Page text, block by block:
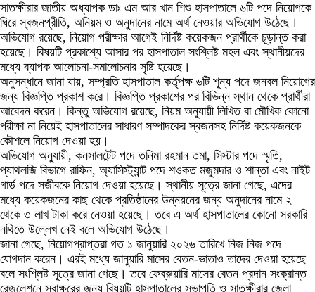
সাতক্ষীরার জাতীয় অধ্যাপক ডাঃ এম আর খান শিশু হাসপাতালে ৬টি পদে নিয়োগকে
ঘিরে স্বজনপ্রীতি, অনিয়ম ও অনুদানের নামে অর্থ নেওয়ার অভিযোগ উঠেছে।
অভিযোগ রয়েছে, নিয়োগ পরীক্ষার আগেই নির্দিষ্ট কয়েকজন প্রার্থীকে চূড়ান্ত করা
হয়েছে। বিষয়টি প্রকাশ্যে আসার পর হাসপাতাল সংশ্লিষ্ট মহল এবং স্থানীয়দের
মধ্যে ব্যাপক আলোচনা-সমালোচনার সৃষ্টি হয়েছে।
অনুসন্ধানে জানা যায়, সম্প্রতি হাসপাতাল কর্তৃপক্ষ ৬টি শূন্য পদে জনবল নিয়োগের
জন্য বিজ্ঞপ্তি প্রকাশ করে। বিজ্ঞপ্তি প্রকাশের পর বিভিন্ন স্থান থেকে প্রার্থীরা
আবেদন করেন। কিন্তু অভিযোগ রয়েছে, নিয়ম অনুযায়ী লিখিত বা মৌখিক কোনো
পরীক্ষা না নিয়েই হাসপাতালের সাধারণ সম্পাদকের স্বজনসহ নির্দিষ্ট কয়েকজনকে
কৌশলে নিয়োগ দেওয়া হয়।
অভিযোগ অনুযায়ী, কনসালটেন্ট পদে তনিমা রহমান তমা, সিস্টার পদে স্মৃতি,
প্যাথলজি বিভাগে রাফিন, অ্যাসিস্ট্যান্ট পদে শওকত মজুমদার ও শান্তা এবং নাইট
গার্ড পদে সজীবকে নিয়োগ দেওয়া হয়েছে। স্থানীয় সূত্রে জানা গেছে, এদের
মধ্যে কয়েকজনের কাছ থেকে প্রতিষ্ঠানের উন্নয়নের জন্য অনুদানের নামে ২
থেকে ৩ লাখ টাকা করে নেওয়া হয়েছে। তবে এ অর্থ হাসপাতালের কোনো সরকারি
নথিতে উল্লেখ নেই বলে অভিযোগ উঠেছে।
জানা গেছে, নিয়োগপ্রাপ্তরা গত ১ জানুয়ারি ২০২৬ তারিখে নিজ নিজ পদে
যোগদান করেন। এরই মধ্যে জানুয়ারি মাসের বেতন-ভাতাও তাদের দেওয়া হয়েছে
বলে সংশ্লিষ্ট সূত্রে জানা গেছে। তবে ফেব্রুয়ারি মাসের বেতন প্রদান সংক্রান্ত
রেজুলেশনে স্বাক্ষরের জন্য বিষয়টি হাসপাতালের সভাপতি ও সাতক্ষীরার জেলা